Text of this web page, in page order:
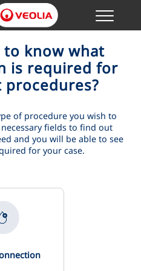
Menu
to know what
is required for
of procedure you wish to
fields to find out
and you will be able to see
for your case.